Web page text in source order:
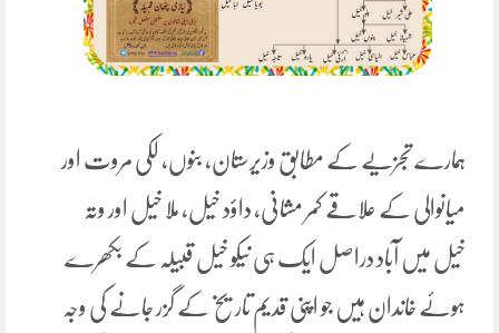
ہمارے تجزیے کے مطابق وزیرستان، بنوں، لکی مروت اور
میانوالی کے علاقے کمر مشانی، داؤد خیل، ملا خیل اور وتہ
خیل میں آباد دراصل ایک ہی نیکو خیل قبیلہ کے بکھرے
ہوئے خاندان ہیں جو اپنی قدیم تاریخ کے گزر جانے کی وجہ